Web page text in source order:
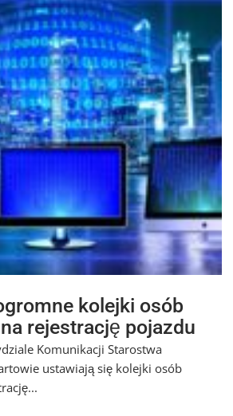
kolejki osób
rejestrację pojazdu
Komunikacji Starostwa
ustawiają się kolejki osób